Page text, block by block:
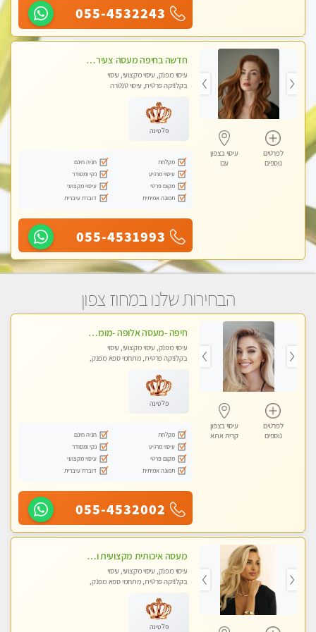
055-4532243
לפרטים
נוספים
עיסוי בצפון
עכו
חדשה בחיפה מעסה צעירה איכותית וקלאסית מזמינה אותך לעיסוי נעים מפנק ומרגיעה+ אבנים חמות וכוסות רוח מומלץ מאוד . . . highly recommended..new in the ci
עיסוי מפנק, עיסוי מקצועי, עיסוי
בקלניקה פרטית, עיסוי טנטרה
פלטינה
מקלחת
חניה חינם
עיסוי מרגיע
נקי ומסודר
מקום פרטי
עיסוי מקצועי
תמונה אמיתית
דוברת עיברית
055-4531993
הבחירות שלנו במחוז צפון
לפרטים
נוספים
עיסוי בצפון
קרית אתא
חיפה -מעסה אלופה -מומלץ לחלוטין!! כל סוגי העיסויים מעסה מקצועית ואיכותית פרטי!! highly recommended..new in the city- ללא מין !
עיסוי מפנק, עיסוי מקצועי, עיסוי
בקלניקה פרטית, מתחמי ספא מפנק,
פלטינה
מקלחת
חניה חינם
עיסוי מרגיע
נקי ומסודר
מקום פרטי
עיסוי מקצועי
תמונה אמיתית
דוברת עיברית
055-4532002
מעסה איכותית מקצועית ומפנקת
עיסוי מפנק, עיסוי מקצועי, עיסוי
בקלניקה פרטית, מתחמי ספא מפנק,
פלטינה